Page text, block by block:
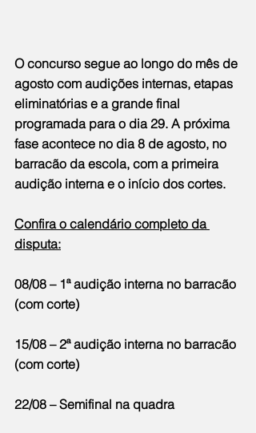
O concurso segue ao longo do mês de
agosto com audições internas, etapas
eliminatórias e a grande final
programada para o dia 29. A próxima
fase acontece no dia 8 de agosto, no
barracão da escola, com a primeira
audição interna e o início dos cortes.
Confira o calendário completo da
disputa:
08/08 – 1ª audição interna no barracão
(com corte)
15/08 – 2ª audição interna no barracão
(com corte)
22/08 – Semifinal na quadra